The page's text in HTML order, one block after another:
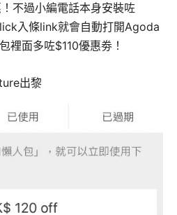
不過小編電話本身安裝咗
入條link就會自動打開Agoda
裡面多咗$110優惠劵！
出黎